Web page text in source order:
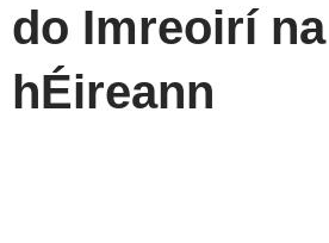
do Imreoirí na
hÉireann